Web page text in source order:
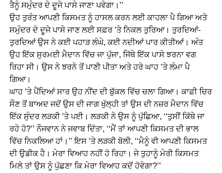
ਤੈਨੂੰ ਸਮੁੰਦਰ ਦੇ ਦੂਜੇ ਪਾਸੇ ਜਾਣਾ ਪਵੇਗਾ।’’
ਉਹ ਤੁਰੰਤ ਆਪਣੀ ਕਿਸਮਤ ਨੂੰ ਹਾਸਲ ਕਰਨ ਲਈ ਕਾਹਲਾ ਪੈ ਗਿਆ ਅਤੇ
ਸਮੁੰਦਰ ਦੇ ਦੂਜੇ ਪਾਸੇ ਜਾਣ ਲਈ ਸਫ਼ਰ ’ਤੇ ਨਿਕਲ ਤੁਰਿਆ। ਤੁਰਦਿਆਂ-
ਤੁਰਦਿਆਂ ਉਸ ਨੇ ਕਈ ਪਹਾੜ ਲੰਘੇ, ਕਈ ਨਦੀਆਂ ਪਾਰ ਕੀਤੀਆਂ। ਅੰਤ
ਉਹ ਇੱਕ ਸੁਰਮਈ ਮੈਦਾਨ ਵਿੱਚ ਜਾ ਪੁੱਜਾ, ਜਿੱਥੇ ਇੱਕ ਪਾਸੇ ਝਰਨਾ ਵਗ
ਰਿਹਾ ਸੀ। ਉਸ ਨੇ ਝਰਨੇ ਤੋਂ ਪਾਣੀ ਪੀਤਾ ਅਤੇ ਹਰੇ ਘਾਹ ’ਤੇ ਲੰਮਾ ਪੈ
ਗਿਆ।
ਘਾਹ ’ਤੇ ਪੈਂਦਿਆਂ ਸਾਰ ਉਹ ਨੀਂਦ ਦੀ ਬੁੱਕਲ ਵਿੱਚ ਚਲਾ ਗਿਆ। ਕਾਫ਼ੀ ਚਿਰ
ਸੌਣ ਤੋਂ ਬਾਅਦ ਜਦੋਂ ਉਸ ਦੀ ਜਾਗ ਖੁੱਲ੍ਹੀ ਤਾਂ ਉਸ ਦੀ ਨਜ਼ਰ ਮੈਦਾਨ ਵਿੱਚ
ਇੱਕ ਸੁੰਦਰ ਲੜਕੀ ’ਤੇ ਪਈ। ਲੜਕੀ ਨੇ ਉਸ ਨੂੰ ਪੁੱਛਿਆ, ‘‘ਤੁਸੀਂ ਕਿੱਥੇ ਜਾ
ਰਹੇ ਹੋ?’’ ਨੌਜਵਾਨ ਨੇ ਜਵਾਬ ਦਿੱਤਾ, ‘‘ਮੈਂ ਤਾਂ ਆਪਣੀ ਕਿਸਮਤ ਦੀ ਭਾਲ
ਵਿੱਚ ਨਿਕਲਿਆ ਹਾਂ।’’ ਇਸ ’ਤੇ ਲੜਕੀ ਬੋਲੀ, ‘‘ਮੈਨੂੰ ਵੀ ਆਪਣੀ ਕਿਸਮਤ
ਦੀ ਉਡੀਕ ਹੈ। ਮੇਰਾ ਵਿਆਹ ਨਹੀਂ ਹੋ ਰਿਹਾ। ਜੇ ਤੁਹਾਨੂੰ ਮੇਰੀ ਕਿਸਮਤ
ਮਿਲੇ ਤਾਂ ਉਸ ਨੂੰ ਪੁੱਛਣਾ ਕਿ ਮੇਰਾ ਵਿਆਹ ਕਦੋਂ ਹੋਵੇਗਾ?’’